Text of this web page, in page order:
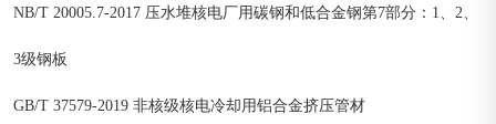
NB/T 20005.7-2017 压水堆核电厂用碳钢和低合金钢第7部分：1、2、
3级钢板
GB/T 37579-2019 非核级核电冷却用铝合金挤压管材